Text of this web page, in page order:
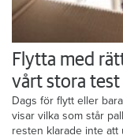
Flytta med
vårt stora test
Dags för flytt eller
visar vilka som står
resten klarade inte att